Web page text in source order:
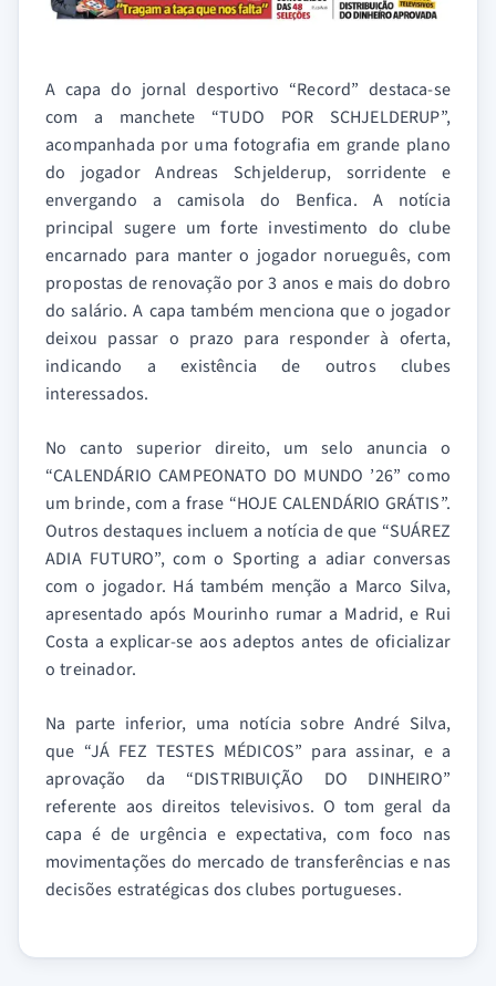
A capa do jornal desportivo “Record” destaca-se
com a manchete “TUDO POR SCHJELDERUP”,
acompanhada por uma fotografia em grande plano
do jogador Andreas Schjelderup, sorridente e
envergando a camisola do Benfica. A notícia
principal sugere um forte investimento do clube
encarnado para manter o jogador norueguês, com
propostas de renovação por 3 anos e mais do dobro
do salário. A capa também menciona que o jogador
deixou passar o prazo para responder à oferta,
indicando a existência de outros clubes
interessados.
No canto superior direito, um selo anuncia o
“CALENDÁRIO CAMPEONATO DO MUNDO ’26” como
um brinde, com a frase “HOJE CALENDÁRIO GRÁTIS”.
Outros destaques incluem a notícia de que “SUÁREZ
ADIA FUTURO”, com o Sporting a adiar conversas
com o jogador. Há também menção a Marco Silva,
apresentado após Mourinho rumar a Madrid, e Rui
Costa a explicar-se aos adeptos antes de oficializar
o treinador.
Na parte inferior, uma notícia sobre André Silva,
que “JÁ FEZ TESTES MÉDICOS” para assinar, e a
aprovação da “DISTRIBUIÇÃO DO DINHEIRO”
referente aos direitos televisivos. O tom geral da
capa é de urgência e expectativa, com foco nas
movimentações do mercado de transferências e nas
decisões estratégicas dos clubes portugueses.